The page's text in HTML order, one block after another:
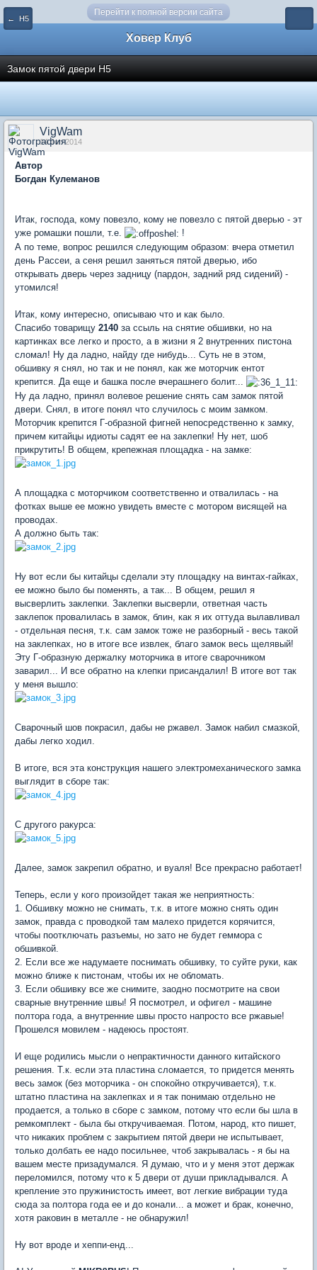
Перейти к полной версии сайта
← Н5
Ховер Клуб
Замок пятой двери Н5
VigWam
14 Jun 2014
Автор
Богдан Кулеманов
Итак, господа, кому повезло, кому не повезло с пятой дверью - эт
уже ромашки пошли, т.е.
!
А по теме, вопрос решился следующим образом: вчера отметил
день Рассеи, а сеня решил заняться пятой дверью, ибо
открывать дверь через задницу (пардон, задний ряд сидений) -
утомился!
Итак, кому интересно, описываю что и как было.
Спасибо товарищу 2140 за ссыль на снятие обшивки, но на
картинках все легко и просто, а в жизни я 2 внутренних пистона
сломал! Ну да ладно, найду где нибудь... Суть не в этом,
обшивку я снял, но так и не понял, как же моторчик ентот
крепится. Да еще и башка после вчерашнего болит...
Ну да ладно, принял волевое решение снять сам замок пятой
двери. Снял, в итоге понял что случилось с моим замком.
Моторчик крепится Г-образной фигней непосредственно к замку,
причем китайцы идиоты садят ее на заклепки! Ну нет, шоб
прикрутить! В общем, крепежная площадка - на замке:
А площадка с моторчиком соответственно и отвалилась - на
фотках выше ее можно увидеть вместе с мотором висящей на
проводах.
А должно быть так:
Ну вот если бы китайцы сделали эту площадку на винтах-гайках,
ее можно было бы поменять, а так... В общем, решил я
высверлить заклепки. Заклепки высверли, ответная часть
заклепок провалилась в замок, блин, как я их оттуда вылавливал
- отдельная песня, т.к. сам замок тоже не разборный - весь такой
на заклепках, но в итоге все извлек, благо замок весь щелявый!
Эту Г-образную держалку моторчика в итоге сварочником
заварил... И все обратно на клепки присандалил! В итоге вот так
у меня вышло:
Сварочный шов покрасил, дабы не ржавел. Замок набил смазкой,
дабы легко ходил.
В итоге, вся эта конструкция нашего электромеханического замка
выглядит в сборе так:
С другого ракурса:
Далее, замок закрепил обратно, и вуаля! Все прекрасно работает!
Теперь, если у кого произойдет такая же неприятность:
1. Обшивку можно не снимать, т.к. в итоге можно снять один
замок, правда с проводкой там малехо придется корячится,
чтобы поотключать разъемы, но зато не будет геммора с
обшивкой.
2. Если все же надумаете поснимать обшивку, то суйте руки, как
можно ближе к пистонам, чтобы их не обломать.
3. Если обшивку все же снимите, заодно посмотрите на свои
сварные внутренние швы! Я посмотрел, и офигел - машине
полтора года, а внутренние швы просто напросто все ржавые!
Прошелся мовилем - надеюсь простоят.
И еще родились мысли о непрактичности данного китайского
решения. Т.к. если эта пластина сломается, то придется менять
весь замок (без моторчика - он спокойно откручивается), т.к.
штатно пластина на заклепках и я так понимаю отдельно не
продается, а только в сборе с замком, потому что если бы шла в
ремкомплект - была бы откручиваемая. Потом, народ, кто пишет,
что никаких проблем с закрытием пятой двери не испытывает,
только долбать ее надо посильнее, чтоб закрывалась - я бы на
вашем месте призадумался. Я думаю, что и у меня этот держак
переломился, потому что к 5 двери от души прикладывался. А
крепление это пружинистость имеет, вот легкие вибрации туда
сюда за полтора года ее и до конали... а может и брак, конечно,
хотя раковин в металле - не обнаружил!
Ну вот вроде и хеппи-енд...